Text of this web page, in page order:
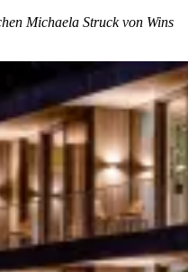
Michaela Struck von Wins